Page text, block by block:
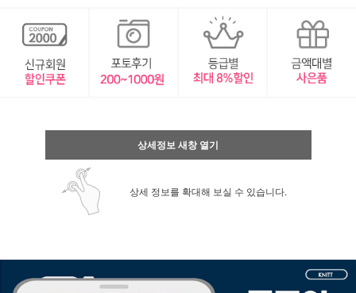
상세정보 새창 열기
상세 정보를 확대해 보실 수 있습니다.